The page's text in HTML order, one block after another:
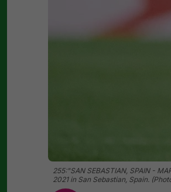
255:"SAN SEBASTIAN, SPAIN -
2021 in San Sebastian, Spain.